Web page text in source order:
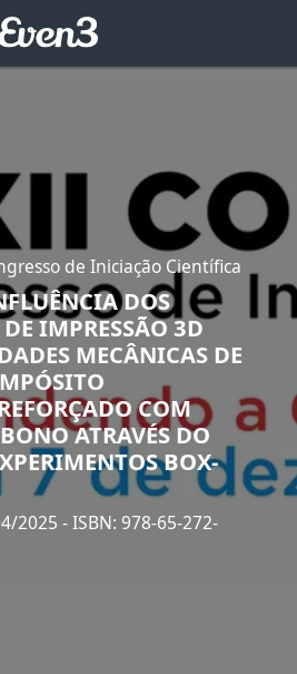
de Iniciação Científica
DOS
IMPRESSÃO 3D
MECÂNICAS DE
COM
ATRAVÉS DO
BOX-
2025 - ISBN: 978-65-272-